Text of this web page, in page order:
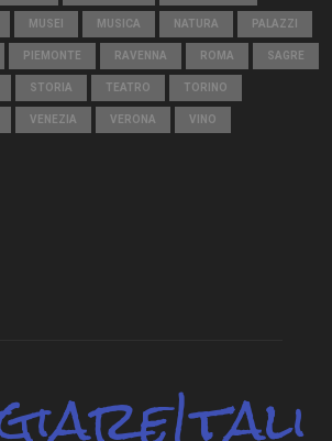
MUSEI MUSICA NATURA PALAZZI
PIEMONTE RAVENNA ROMA SAGRE
STORIA TEATRO TORINO
VENEZIA VERONA VINO